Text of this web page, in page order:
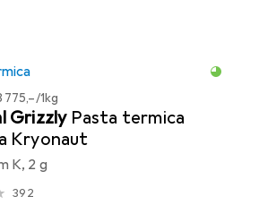
775,–/1kg
Grizzly Pasta termica
Kryonaut
K, 2 g
392